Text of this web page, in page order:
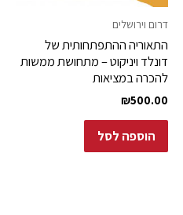
דרום וירושלים
התאוריה ההתפתחותית של
דונלד ויניקוט – מתחושת ממשות
להכרה במציאות
₪500.00
הוספה לסל